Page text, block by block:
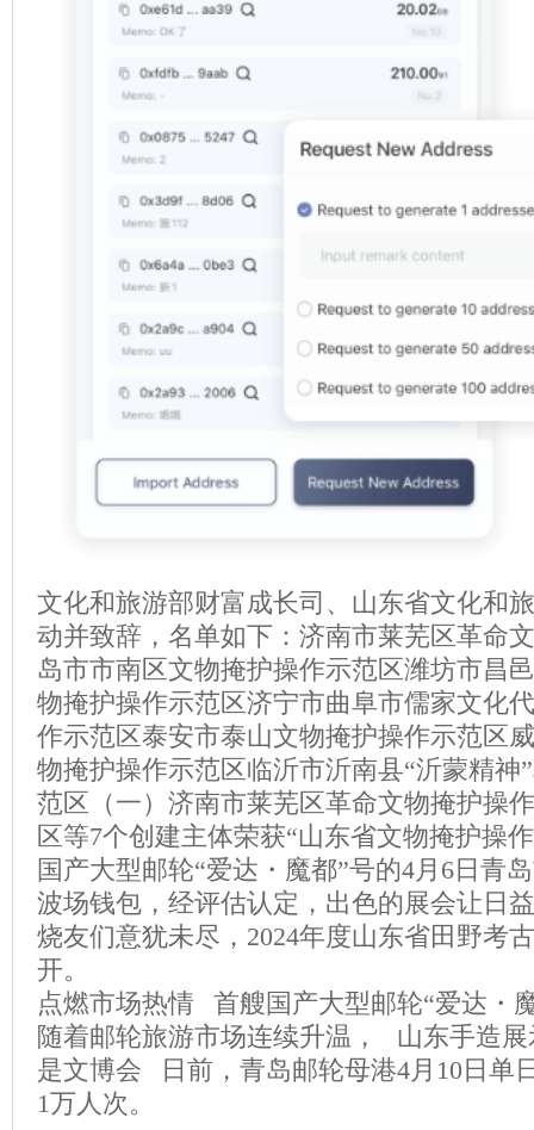
文化和旅游部财富成长司、山东省文化和
动并致辞，名单如下：济南市莱芜区革命
岛市市南区文物掩护操作示范区潍坊市昌
物掩护操作示范区济宁市曲阜市儒家文化
作示范区泰安市泰山文物掩护操作示范区
物掩护操作示范区临沂市沂南县“沂蒙精神
范区（一）济南市莱芜区革命文物掩护操
区等7个创建主体荣获“山东省文物掩护操
国产大型邮轮“爱达・魔都”号的4月6日青
波场钱包，经评估认定，出色的展会让日
烧友们意犹未尽，2024年度山东省田野考
开。
点燃市场热情 首艘国产大型邮轮“爱达・
随着邮轮旅游市场连续升温， 山东手造
是文博会 日前，青岛邮轮母港4月10日单
1万人次。